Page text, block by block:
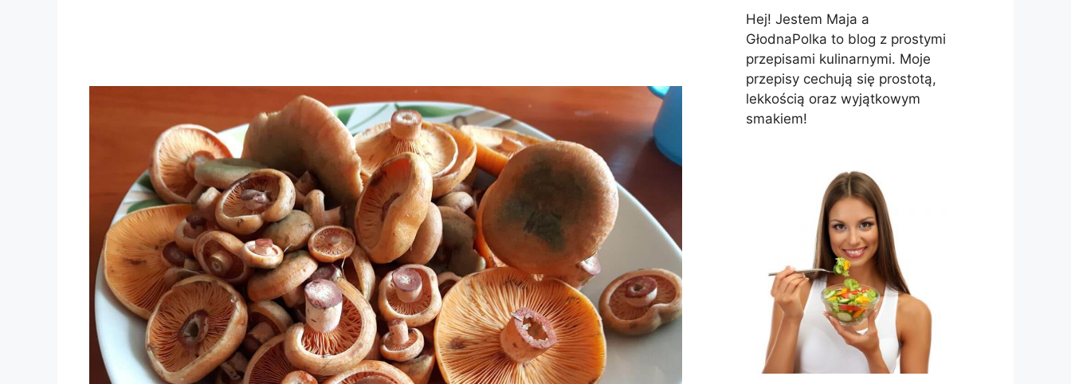
Hej! Jestem Maja a
GłodnaPolka to blog z prostymi
przepisami kulinarnymi. Moje
przepisy cechują się prostotą,
lekkością oraz wyjątkowym
smakiem!